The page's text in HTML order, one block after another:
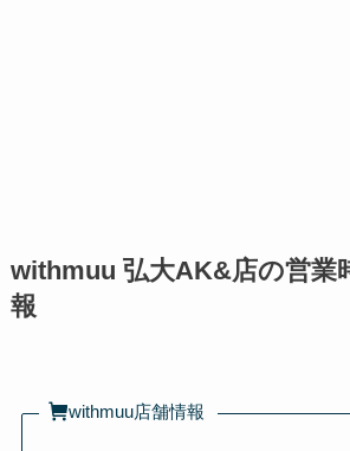
withmuu 弘大AK&店の営業
報
withmuu店舗情報